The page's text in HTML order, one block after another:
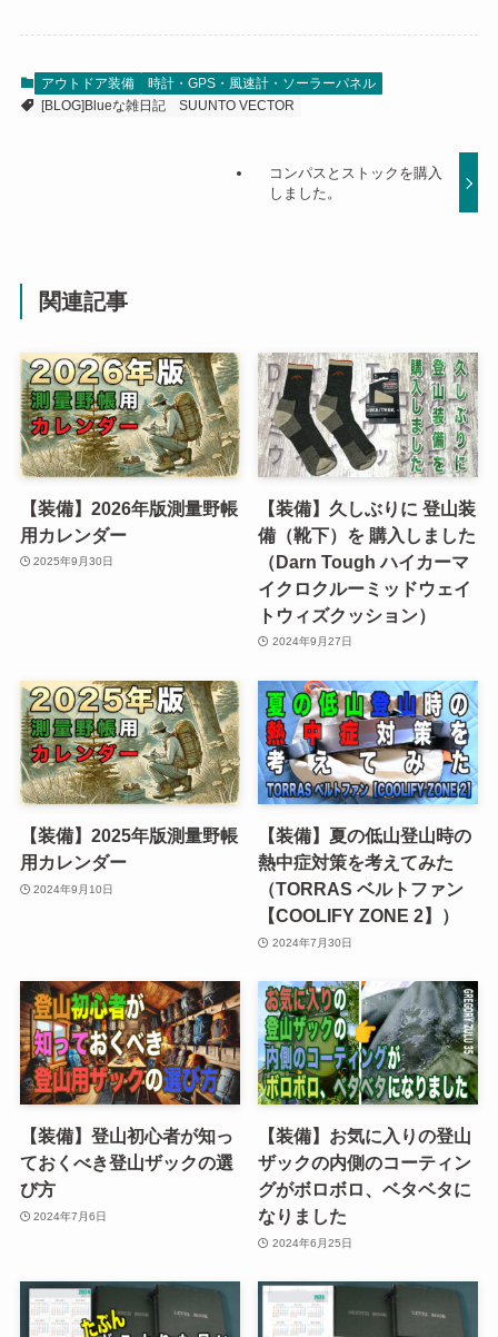
アウトドア装備
時計・GPS・風速計・ソーラーパネル
[BLOG]Blueな雑日記
SUUNTO VECTOR
コンパスとストックを購入
しました。
関連記事
【装備】2026年版測量野帳
用カレンダー
2025年9月30日
【装備】久しぶりに 登山装
備（靴下）を 購入しました
（Darn Tough ハイカーマ
イクロクルーミッドウェイ
トウィズクッション）
2024年9月27日
【装備】2025年版測量野帳
用カレンダー
2024年9月10日
【装備】夏の低山登山時の
熱中症対策を考えてみた
（TORRAS ベルトファン
【COOLIFY ZONE 2】）
2024年7月30日
【装備】登山初心者が知っ
ておくべき登山ザックの選
び方
2024年7月6日
【装備】お気に入りの登山
ザックの内側のコーティン
グがボロボロ、ベタベタに
なりました
2024年6月25日